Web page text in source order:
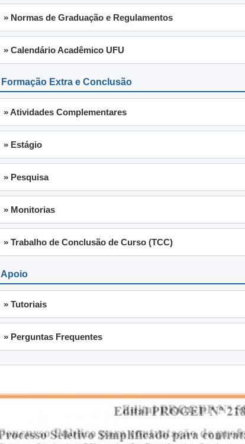
» Normas de Graduação e Regulamentos
» Calendário Acadêmico UFU
Formação Extra e Conclusão
» Atividades Complementares
» Estágio
» Pesquisa
» Monitorias
» Trabalho de Conclusão de Curso (TCC)
Apoio
» Tutoriais
» Perguntas Frequentes